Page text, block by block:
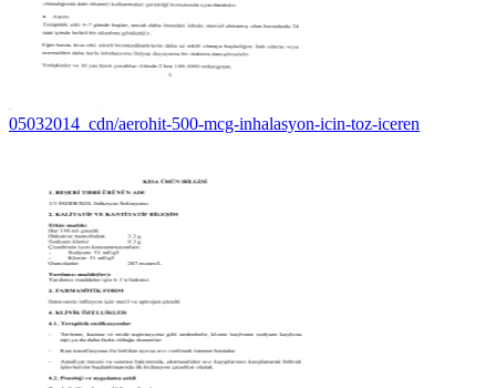
05032014_cdn/aerohit-500-mcg-inhalasyon-icin-toz-iceren